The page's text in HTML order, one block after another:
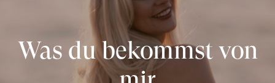
Was du bekommst von